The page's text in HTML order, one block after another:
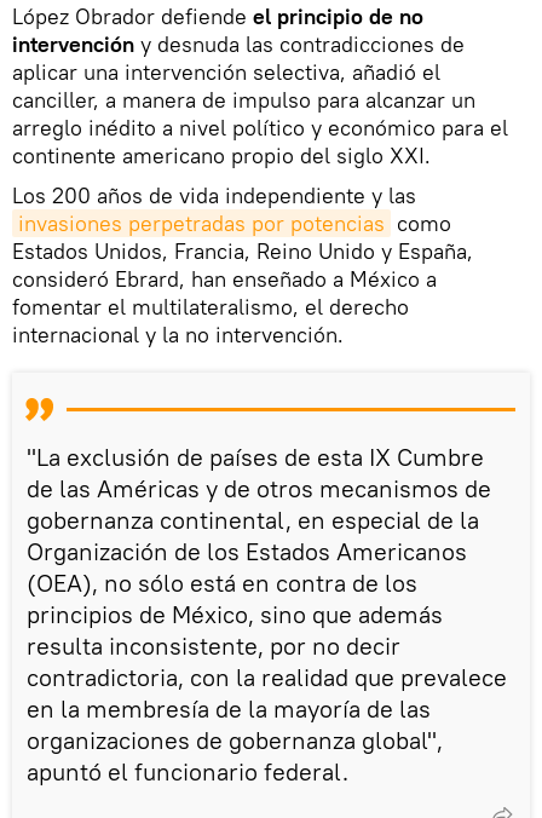
López Obrador defiende el principio de no
intervención y desnuda las contradicciones de
aplicar una intervención selectiva, añadió el
canciller, a manera de impulso para alcanzar un
arreglo inédito a nivel político y económico para el
continente americano propio del siglo XXI.
Los 200 años de vida independiente y las
invasiones perpetradas por potencias como
Estados Unidos, Francia, Reino Unido y España,
consideró Ebrard, han enseñado a México a
fomentar el multilateralismo, el derecho
internacional y la no intervención.
"La exclusión de países de esta IX Cumbre
de las Américas y de otros mecanismos de
gobernanza continental, en especial de la
Organización de los Estados Americanos
(OEA), no sólo está en contra de los
principios de México, sino que además
resulta inconsistente, por no decir
contradictoria, con la realidad que prevalece
en la membresía de la mayoría de las
organizaciones de gobernanza global",
apuntó el funcionario federal.